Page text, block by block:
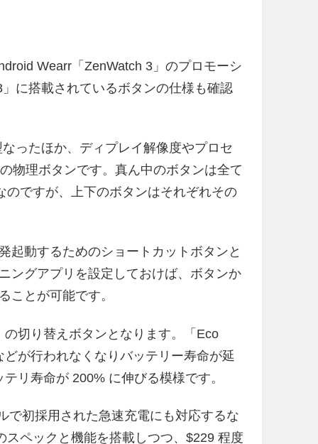
Wearr「ZenWatch 3」のプロモーシ
に搭載されているボタンの仕様も確認
ったほか、ディプレイ解像度やプロセ
物理ボタンです。真ん中のボタンは全て
ですが、上下のボタンはそれぞれその
起動するためのショートカットボタンと
ングアプリを設定しておけば、ボタンか
ことが可能です。
切り替えボタンとなります。「Eco
が行われなくなりバッテリー寿命が延
リ寿命が 200% に伸びる模様です。
で初採用された急速充電にも対応するな
ペックと機能を搭載しつつ、$229 程度